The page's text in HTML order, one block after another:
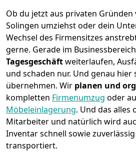
Ob du jetzt aus privaten Gründen
Solingen umziehst oder dein
Wechsel des Firmensitzes
gerne. Gerade im
Tagesgeschäftweiterlaufen,
und schaden nur. Und genau hier
übernehmen. Wir planen und
kompletten Firmenumzug oder
Möbeleinlagerung. Und das alles
Mitarbeiter und natürlich wird
Inventar schnell sowie
transportiert.